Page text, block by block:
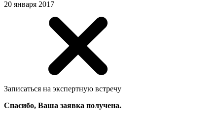
20 января 2017
Записаться на экспертную встречу
Спасибо, Ваша заявка получена.